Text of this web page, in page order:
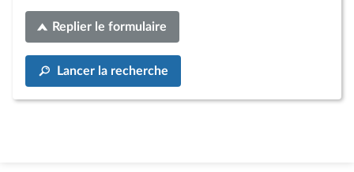
Replier le formulaire
Lancer la recherche